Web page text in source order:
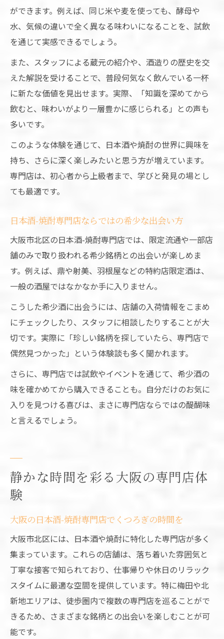
ができます。例えば、同じ米や麦を使っても、酵母や
水、気候の違いで全く異なる味わいになることを、試飲
を通じて実感できるでしょう。
また、スタッフによる蔵元の紹介や、酒造りの歴史を交
えた解説を受けることで、普段何気なく飲んでいる一杯
に新たな価値を見出せます。実際、「知識を深めてから
飲むと、味わいがより一層豊かに感じられる」との声も
多いです。
このような体験を通じて、日本酒や焼酎の世界に興味を
持ち、さらに深く楽しみたいと思う方が増えています。
専門店は、初心者から上級者まで、学びと発見の場とし
ても最適です。
日本酒-焼酎専門店ならではの希少な出会い方
大阪市北区の日本酒-焼酎専門店では、限定流通や一部店
舗のみで取り扱われる希少銘柄との出会いが楽しめま
す。例えば、鼎や射美、羽根屋などの特約店限定酒は、
一般の酒屋ではなかなか手に入りません。
こうした希少酒に出会うには、店舗の入荷情報をこまめ
にチェックしたり、スタッフに相談したりすることが大
切です。実際に「珍しい銘柄を探していたら、専門店で
偶然見つかった」という体験談も多く聞かれます。
さらに、専門店では試飲やイベントを通じて、希少酒の
味を確かめてから購入できることも。自分だけのお気に
入りを見つける喜びは、まさに専門店ならではの醍醐味
と言えるでしょう。
静かな時間を彩る大阪の専門店体
験
大阪の日本酒-焼酎専門店でくつろぎの時間を
大阪市北区には、日本酒や焼酎に特化した専門店が多く
集まっています。これらの店舗は、落ち着いた雰囲気と
丁寧な接客で知られており、仕事帰りや休日のリラック
スタイムに最適な空間を提供しています。特に梅田や北
新地エリアは、徒歩圏内で複数の専門店を巡ることがで
きるため、さまざまな銘柄との出会いを楽しむことが可
能です。